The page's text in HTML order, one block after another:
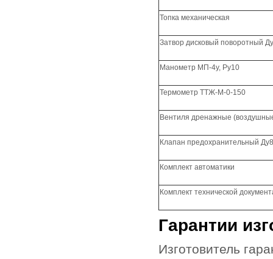
Топка механическая
Затвор дисковый поворотный
Манометр МП-4у, Ру10
Термометр ТТЖ-М-0-150
Вентиля дренажные
Клапан предохранительный
Комплект автоматики
Комплект технической
Гарантии
Изготовитель